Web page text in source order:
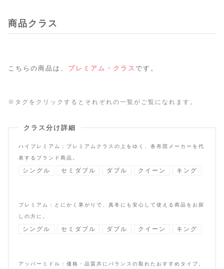
商品クラス
こちらの商品は、 プレミアム・クラス です。
※タグをクリックするとそれぞれの一覧がご覧になれます。
クラス分け詳細
ハイプレミアム：プレミアムクラスの上をゆく、各布団メーカーを代
表するブランド商品。
シングル セミダブル ダブル クイーン キング
プレミアム：とにかく寒がりで、真冬にも安心して使える商品をお探
しの方に。
シングル セミダブル ダブル クイーン キング
アッパーミドル：価格・品質共にバランスの取れたおすすめタイプ。